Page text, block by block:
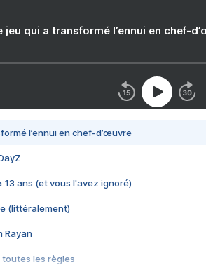
jeu qui a transformé l’ennui en chef-
l’ennui en chef-d’œuvre
13 ans (et vous l'avez ignoré)
(littéralement)
Rayan
toutes les règles